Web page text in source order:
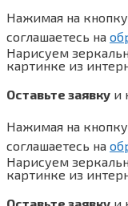
Нажимая на кнопку
соглашаетесь на
Нарисуем
картинке из
Оставьте заявку и
Нажимая на кнопку
соглашаетесь на
Нарисуем
картинке из